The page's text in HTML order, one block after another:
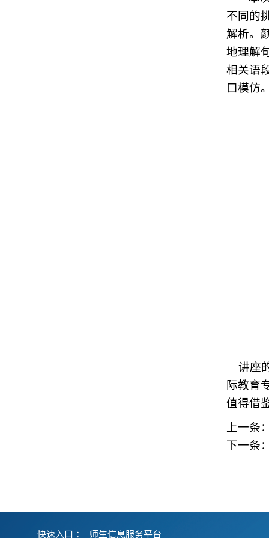
不同的
解析。
地理解
相关语
口模仿。
讲座
际教育
值得借
上一条：
下一条：
快速入口 ： 师生信息服务平台